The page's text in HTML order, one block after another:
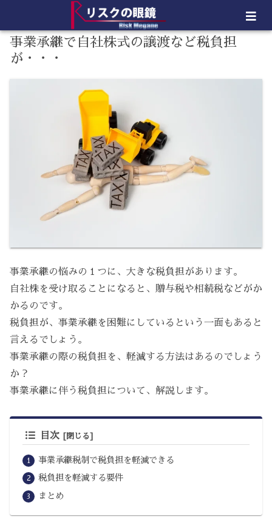
事業承継で自社株式の譲渡など税負担
が・・・
事業承継の悩みの１つに、大きな税負担があります。
自社株を受け取ることになると、贈与税や相続税などがか
かるのです。
税負担が、事業承継を困難にしているという一面もあると
言えるでしょう。
事業承継の際の税負担を、軽減する方法はあるのでしょう
か？
事業承継に伴う税負担について、解説します。
目次
事業承継税制で税負担を軽減できる
税負担を軽減する要件
まとめ